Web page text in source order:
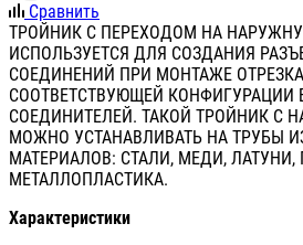
Сравнить
ТРОЙНИК С ПЕРЕХОДОМ НА
ИСПОЛЬЗУЕТСЯ ДЛЯ СОЗДАНИЯ
СОЕДИНЕНИЙ ПРИ МОНТАЖЕ
СООТВЕТСТВУЮЩЕЙ
СОЕДИНИТЕЛЕЙ. ТАКОЙ ТРОЙНИК С
МОЖНО УСТАНАВЛИВАТЬ НА ТРУБЫ
МАТЕРИАЛОВ: СТАЛИ, МЕДИ, ЛАТУНИ,
МЕТАЛЛОПЛАСТИКА.
Характеристики